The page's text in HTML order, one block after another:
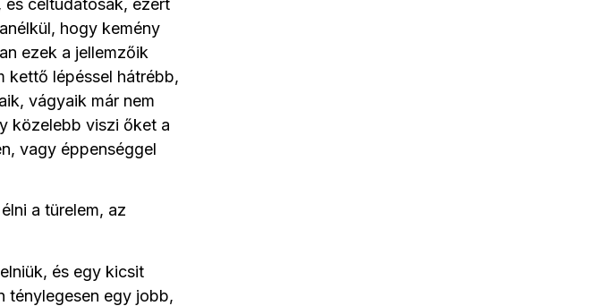
céltudatosak, ezért
hogy kemény
ezek a jellemzőik
kettő lépéssel hátrébb,
vágyaik már nem
közelebb viszi őket a
vagy éppenséggel
a türelem, az
és egy kicsit
ténylegesen egy jobb,